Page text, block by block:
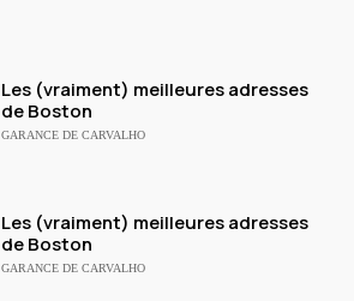
Les (vraiment) meilleures adresses
de Boston
GARANCE DE CARVALHO
Les (vraiment) meilleures adresses
de Boston
GARANCE DE CARVALHO